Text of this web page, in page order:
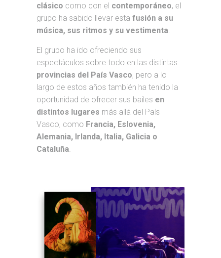
clásico como con el contemporáneo, el
grupo ha sabido llevar esta fusión a su
música, sus ritmos y su vestimenta
El grupo ha ido ofreciendo sus
espectáculos sobre todo en las distintas
provincias del País Vasco, pero a lo
largo de estos años también ha tenido la
oportunidad de ofrecer sus bailes en
distintos lugares más allá del País
Vasco, como Francia, Eslovenia,
Alemania, Irlanda, Italia, Galicia o
Cataluña